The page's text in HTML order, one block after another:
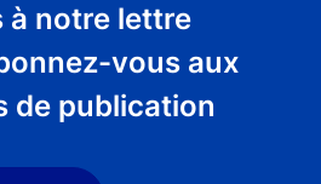
notre lettre
vous aux
de publication